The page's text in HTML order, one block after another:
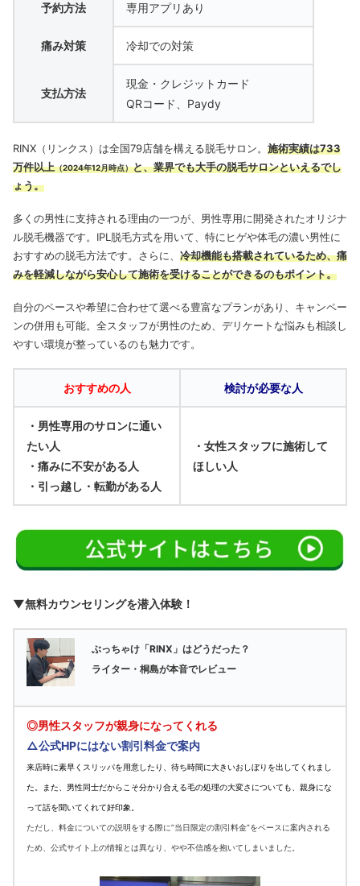
予約方法 専用アプリあり
痛み対策 冷却での対策
支払方法
現金・クレジットカード
QRコード、Paydy
RINX（リンクス）は全国79店舗を構える脱毛サロン。 施術実績は733
万件以上（2024年12月時点）と、業界でも大手の脱毛サロンといえるでし
ょう。
多くの男性に支持される理由の一つが、男性専用に開発されたオリジナ
ル脱毛機器です。IPL脱毛方式を用いて、特にヒゲや体毛の濃い男性に
おすすめの脱毛方法です。さらに、 冷却機能も搭載されているため、痛
みを軽減しながら安心して施術を受けることができるのもポイント。
自分のペースや希望に合わせて選べる豊富なプランがあり、キャンペー
ンの併用も可能。全スタッフが男性のため、デリケートな悩みも相談し
やすい環境が整っているのも魅力です。
おすすめの人 検討が必要な人
・男性専用のサロンに通い
たい人
・痛みに不安がある人
・引っ越し・転勤がある人
・女性スタッフに施術して
ほしい人
▼無料カウンセリングを潜入体験！
ぶっちゃけ「RINX」はどうだった？
ライター・桐島が本音でレビュー
◎男性スタッフが親身になってくれる
△公式HPにはない割引料金で案内
来店時に素早くスリッパを用意したり、待ち時間に大きいおしぼりを出してくれまし
た。また、男性同士だからこそ分かり合える毛の処理の大変さについても、親身にな
って話を聞いてくれて好印象。
ただし、料金についての説明をする際に”当日限定の割引料金”をベースに案内される
ため、公式サイト上の情報とは異なり、やや不信感を抱いてしまいました。